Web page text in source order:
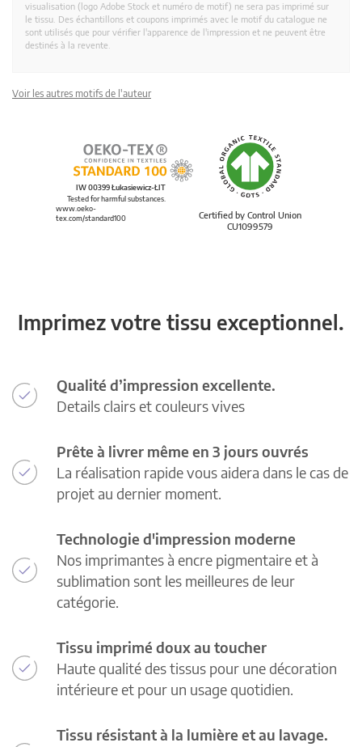
visualisation (logo Adobe Stock et numéro de motif) ne sera pas imprimé sur
le tissu. Des échantillons et coupons imprimés avec le motif du catalogue ne
sont utilisés que pour vérifier l'apparence de l'impression et ne peuvent être
destinés à la revente.
Voir les autres motifs de l'auteur
Certified by Control Union
CU1099579
IW 00399 Łukasiewicz-ŁIT
Tested for harmful substances.
www.oeko-
tex.com/standard100
Imprimez votre tissu exceptionnel.
Qualité d’impression excellente.
Details clairs et couleurs vives
Prête à livrer même en 3 jours ouvrés
La réalisation rapide vous aidera dans le cas de
projet au dernier moment.
Technologie d'impression moderne
Nos imprimantes à encre pigmentaire et à
sublimation sont les meilleures de leur
catégorie.
Tissu imprimé doux au toucher
Haute qualité des tissus pour une décoration
intérieure et pour un usage quotidien.
Tissu résistant à la lumière et au lavage.